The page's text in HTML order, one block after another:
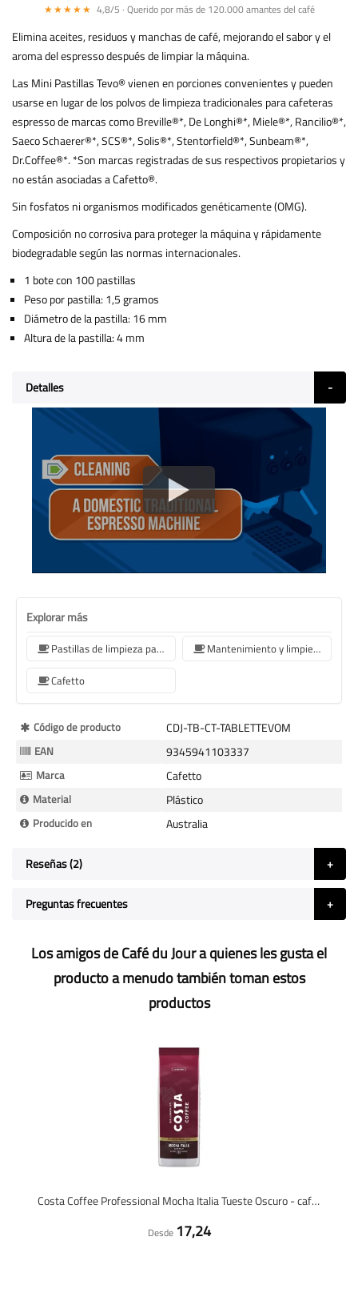
★★★★★ 4,8/5 · Querido por más de 120.000 amantes del café
Elimina aceites, residuos y manchas de café, mejorando el sabor y el
aroma del espresso después de limpiar la máquina.
Las Mini Pastillas Tevo® vienen en porciones convenientes y pueden
usarse en lugar de los polvos de limpieza tradicionales para cafeteras
espresso de marcas como Breville®*, De Longhi®*, Miele®*, Rancilio®*,
Saeco Schaerer®*, SCS®*, Solis®*, Stentorfield®*, Sunbeam®*,
Dr.Coffee®*. *Son marcas registradas de sus respectivos propietarios y
no están asociadas a Cafetto®.
Sin fosfatos ni organismos modificados genéticamente (OMG).
Composición no corrosiva para proteger la máquina y rápidamente
biodegradable según las normas internacionales.
1 bote con 100 pastillas
Peso por pastilla: 1,5 gramos
Diámetro de la pastilla: 16 mm
Altura de la pastilla: 4 mm
Detalles
Explorar más
Pastillas de limpieza para cafeteras
Mantenimiento y limpieza
Cafetto
Más
Información
Código de producto CDJ-TB-CT-TABLETTEVOM
EAN 9345941103337
Marca Cafetto
Material Plástico
Producido en Australia
Reseñas 2
Preguntas frecuentes
Los amigos de Café du Jour a quienes les gusta el
producto a menudo también toman estos
productos
Costa Coffee Professional Mocha Italia Tueste Oscuro - café en grano - 1 kilo
Desde 17,24